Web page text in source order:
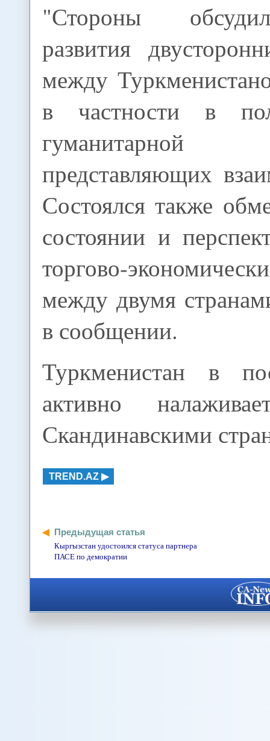
"Стороны
развития
между
в частности в
представляющих
Состоялся также
состоянии и
торгово-
между двумя
в сообщении.
Туркменистан в
активно
Скандинавскими
TREND.AZ
Предыдущая статья
Кыргызстан удостоился статуса партнера
ПАСЕ по демократии